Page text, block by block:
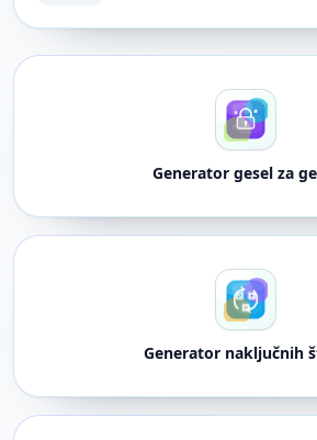
Generator gesel za
Generator naključnih